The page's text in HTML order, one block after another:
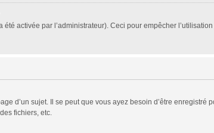
activée par l’administrateur). Ceci pour empêcher
d’un sujet. Il se peut que vous ayez besoin d’être
fichiers, etc.